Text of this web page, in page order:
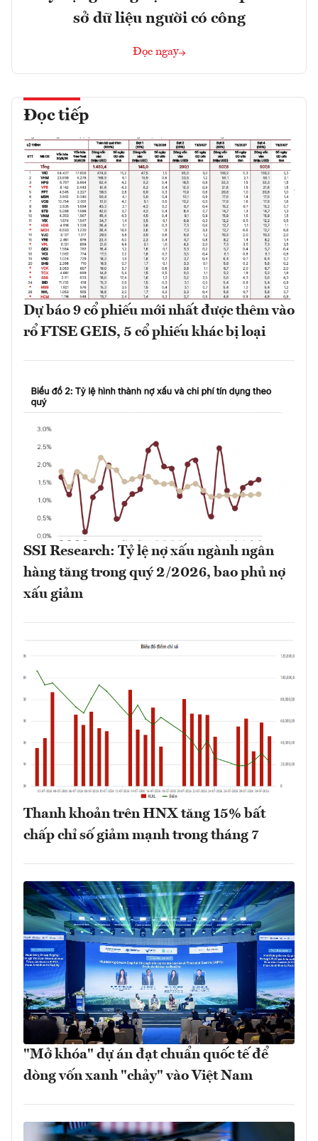
sở dữ liệu người có công
Đọc ngay
Đọc tiếp
Dự báo 9 cổ phiếu mới nhất được thêm vào
rổ FTSE GEIS, 5 cổ phiếu khác bị loại
SSI Research: Tỷ lệ nợ xấu ngành ngân
hàng tăng trong quý 2/2026, bao phủ nợ
xấu giảm
Thanh khoản trên HNX tăng 15% bất
chấp chỉ số giảm mạnh trong tháng 7
"Mở khóa" dự án đạt chuẩn quốc tế để
dòng vốn xanh "chảy" vào Việt Nam